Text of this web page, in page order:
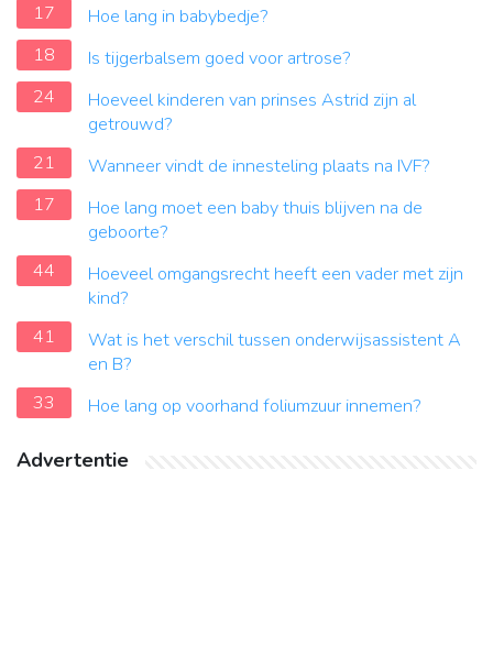
17
Hoe lang in babybedje?
18
Is tijgerbalsem goed voor artrose?
24
Hoeveel kinderen van prinses Astrid zijn al
getrouwd?
21
Wanneer vindt de innesteling plaats na IVF?
17
Hoe lang moet een baby thuis blijven na de
geboorte?
44
Hoeveel omgangsrecht heeft een vader met zijn
kind?
41
Wat is het verschil tussen onderwijsassistent A
en B?
33
Hoe lang op voorhand foliumzuur innemen?
Advertentie